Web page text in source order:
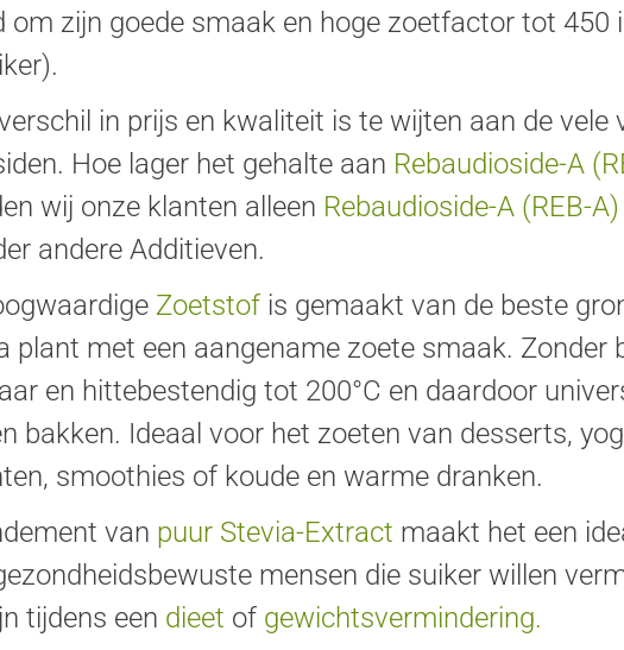
om zijn goede smaak en hoge zoetfactor tot 450
in prijs en kwaliteit is te wijten aan de vele
Hoe lager het gehalte aan Rebaudioside-A
wij onze klanten alleen Rebaudioside-A (REB-A)
andere Additieven.
Zoetstof is gemaakt van de beste
plant met een aangename zoete smaak. Zonder
en hittebestendig tot 200°C en daardoor
bakken. Ideaal voor het zoeten van desserts,
smoothies of koude en warme dranken.
van puur Stevia-Extract maakt het een
mensen die suiker willen
tijdens een dieet of gewichtsvermindering.